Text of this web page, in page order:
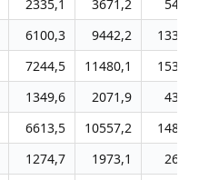
2335,1 3671,2
6100,3 9442,2
7244,5 11480,1
1349,6 2071,9
6613,5 10557,2
1274,7 1973,1